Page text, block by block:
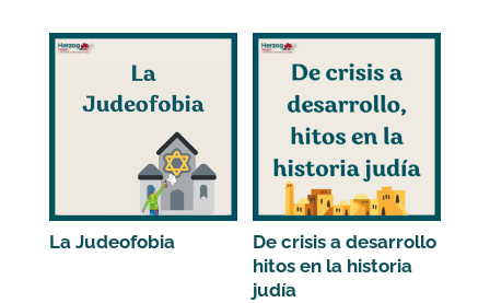
La Judeofobia
De crisis a desarrollo
hitos en la historia
judía